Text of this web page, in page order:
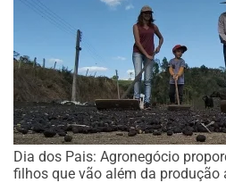
Dia dos Pais: Agronegócio
filhos que vão além da produção